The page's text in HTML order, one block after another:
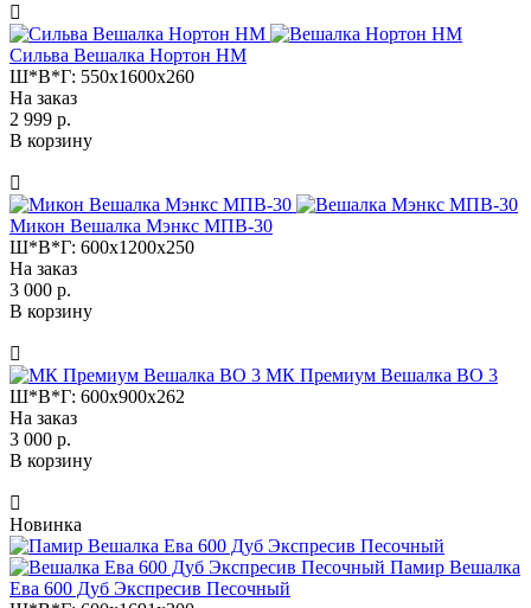
Сильва Вешалка Нортон НМ
Ш*В*Г: 550x1600x260
На заказ
2 999 р.
В корзину
Микон Вешалка Мэнкс МПВ-30
Ш*В*Г: 600x1200x250
На заказ
3 000 р.
В корзину
МК Премиум Вешалка ВО 3
Ш*В*Г: 600x900x262
На заказ
3 000 р.
В корзину
Новинка
Памир Вешалка
Ева 600 Дуб Экспресив Песочный